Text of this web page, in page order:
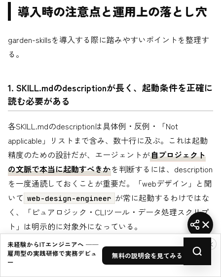
導入時の注意点と運用上の落とし穴
garden-skillsを導入する際に踏みやすいポイントを整理す
る。
1. SKILL.mdのdescriptionが長く、起動条件を正確に
読む必要がある
各SKILL.mdのdescriptionは具体例・反例・「Not
applicable」リストまで含み、数十行に及ぶ。これは起動
精度のための設計だが、エージェントが自プロジェクト
の文脈で本当に起動すべきかを判断するには、description
を一度通読しておくことが重要だ。「webデザイン」と聞
いて web-design-engineer が常に起動するわけではな
く、「ピュアロジック・CLIツール・データ処理スクリプ
ト」は明示的に対象外になっている。
2. gpt-image-2のモード判定をスキップしない
×
未経験からITエンジニアへ ──
雇用型の実践研修で実務デビュ
ー
無料の説明会を見てみる →